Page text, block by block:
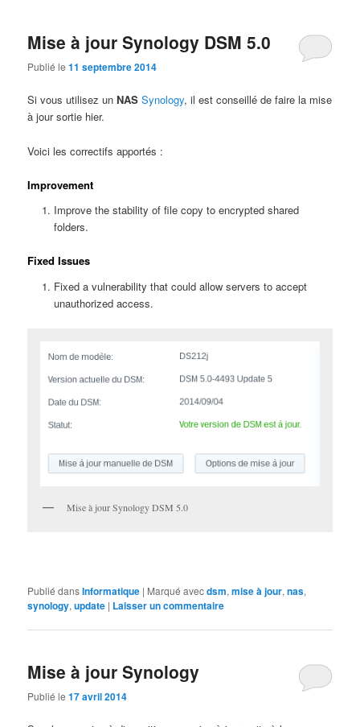
Mise à jour Synology DSM 5.0
Publié le11 septembre 2014
Si vous utilisez unNAS Synology, il est conseillé de faire la mise
à jour sortie hier.
Voici les correctifs apportés :
Improvement
Improve the stability of file copy to encrypted shared
folders.
Fixed Issues
Fixed a vulnerability that could allow servers to accept
unauthorized access.
Mise à jour Synology DSM 5.0
Publié dansInformatique | Marqué avecdsm,mise à jour,nas,
synology,update | Laisser un commentaire
Mise à jour Synology
Publié le17 avril 2014